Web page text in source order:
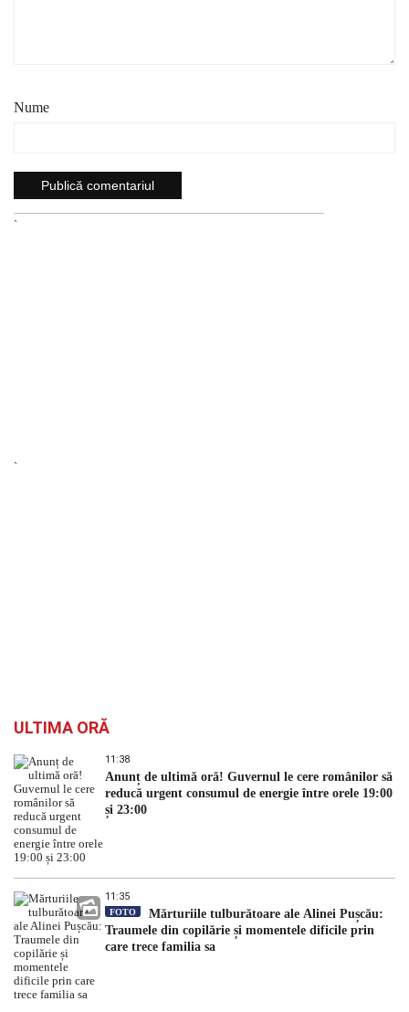
Nume
`
`
ULTIMA ORĂ
11:38
Anunț de ultimă oră! Guvernul le cere românilor să
reducă urgent consumul de energie între orele 19:00
și 23:00
11:35
FOTO
Mărturiile tulburătoare ale Alinei Pușcău:
Traumele din copilărie și momentele dificile prin
care trece familia sa